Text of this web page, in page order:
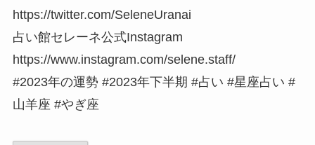
https://twitter.com/SeleneUranai
占い館セレーネ公式Instagram
https://www.instagram.com/selene.staff/
#2023年の運勢 #2023年下半期 #占い #星座占い #
山羊座 #やぎ座